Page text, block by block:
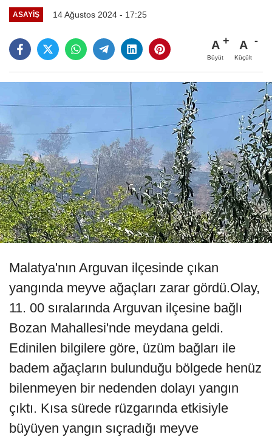
ASAYIŞ 14 Ağustos 2024 - 17:25
A
Büyüt
A
Küçült
Malatya'nın Arguvan ilçesinde çıkan
yangında meyve ağaçları zarar gördü.Olay,
11. 00 sıralarında Arguvan ilçesine bağlı
Bozan Mahallesi'nde meydana geldi.
Edinilen bilgilere göre, üzüm bağları ile
badem ağaçların bulunduğu bölgede henüz
bilenmeyen bir nedenden dolayı yangın
çıktı. Kısa sürede rüzgarında etkisiyle
büyüyen yangın sıçradığı meyve